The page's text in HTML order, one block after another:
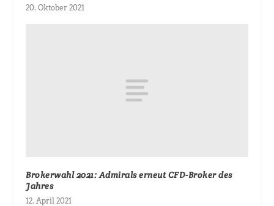
20. Oktober 2021
Brokerwahl 2021: Admirals erneut CFD-Broker des
Jahres
12. April 2021